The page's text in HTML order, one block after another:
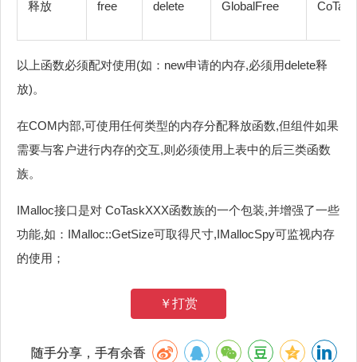
释放 free delete GlobalFree
以上函数必须配对使用(如：new申请的内存,必须用delete释
放)。
在COM内部,可使用任何类型的内存分配释放函数,但组件如果
需要与客户进行内存的交互,则必须使用上表中的后三类函数
族。
IMalloc接口是对 CoTaskXXX函数族的一个包装,并增强了一些
功能,如：IMalloc::GetSize可取得尺寸,IMallocSpy可监视内存
的使用；
￥打赏
随手分享，手有余香